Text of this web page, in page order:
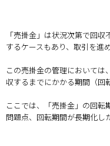
「売掛金」は状況次第で回
するケースもあり、取引を進
この売掛金の管理においては
収するまでにかかる期間（回
ここでは、「売掛金」の回転
問題点、回転期間が長期化し